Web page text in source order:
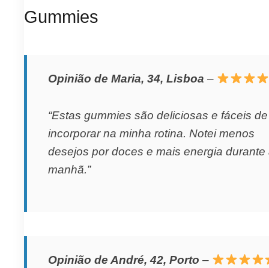
Gummies
Opinião de Maria, 34, Lisboa –
“Estas gummies são deliciosas e fáceis de
incorporar na minha rotina. Notei menos
desejos por doces e mais energia durante
manhã.”
Opinião de André, 42, Porto –